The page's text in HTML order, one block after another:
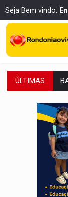
Seja Bem vindo.
ÚLTIMAS
: